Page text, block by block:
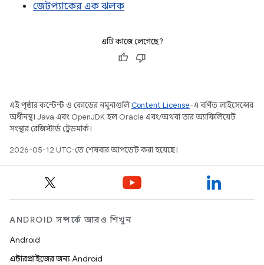
জেটপ্যাকের এক ঝলক
এটি কাজে লেগেছে?
এই পৃষ্ঠার কন্টেন্ট ও কোডের নমুনাগুলিContent License-এ বর্ণিত লাইসেন্সের
অধীনস্থ। Java এবং OpenJDK হল Oracle এবং/অথবা তার অ্যাফিলিয়েট
সংস্থার রেজিস্টার্ড ট্রেডমার্ক।
2026-05-12 UTC-তে শেষবার আপডেট করা হয়েছে।
ANDROID সম্পর্কে আরও শিখুন
Android
এন্টারপ্রাইজের জন্য Android